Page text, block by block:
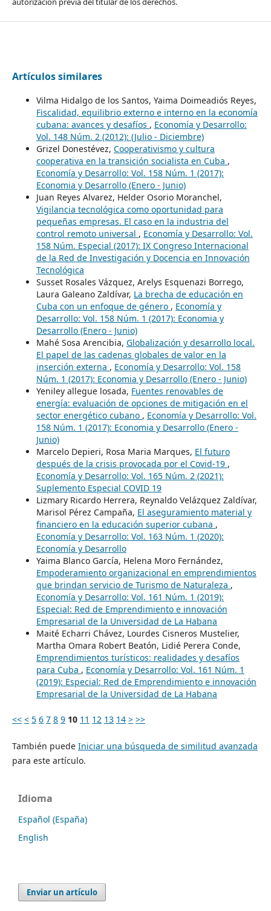
Artículos similares
Vilma Hidalgo de los Santos, Yaima Doimeadiós Reyes,
Fiscalidad, equilibrio externo e interno en la economía
cubana: avances y desafíos , Economía y Desarrollo:
Vol. 148 Núm. 2 (2012): (Julio - Diciembre)
Grizel Donestévez, Cooperativismo y cultura
cooperativa en la transición socialista en Cuba ,
Economía y Desarrollo: Vol. 158 Núm. 1 (2017):
Economia y Desarrollo (Enero - Junio)
Juan Reyes Alvarez, Helder Osorio Moranchel,
Vigilancia tecnológica como oportunidad para
pequeñas empresas. El caso en la industria del
control remoto universal , Economía y Desarrollo: Vol.
158 Núm. Especial (2017): IX Congreso Internacional
de la Red de Investigación y Docencia en Innovación
Tecnológica
Susset Rosales Vázquez, Arelys Esquenazi Borrego,
Laura Galeano Zaldívar, La brecha de educación en
Cuba con un enfoque de género , Economía y
Desarrollo: Vol. 158 Núm. 1 (2017): Economia y
Desarrollo (Enero - Junio)
Mahé Sosa Arencibia, Globalización y desarrollo local.
El papel de las cadenas globales de valor en la
inserción externa , Economía y Desarrollo: Vol. 158
Núm. 1 (2017): Economia y Desarrollo (Enero - Junio)
Yeniley allegue losada, Fuentes renovables de
energía: evaluación de opciones de mitigación en el
sector energético cubano , Economía y Desarrollo: Vol.
158 Núm. 1 (2017): Economia y Desarrollo (Enero -
Junio)
Marcelo Depieri, Rosa Maria Marques, El futuro
después de la crisis provocada por el Covid-19 ,
Economía y Desarrollo: Vol. 165 Núm. 2 (2021):
Suplemento Especial COVID 19
Lizmary Ricardo Herrera, Reynaldo Velázquez Zaldívar,
Marisol Pérez Campaña, El aseguramiento material y
financiero en la educación superior cubana ,
Economía y Desarrollo: Vol. 163 Núm. 1 (2020):
Economía y Desarrollo
Yaima Blanco García, Helena Moro Fernández,
Empoderamiento organizacional en emprendimientos
que brindan servicio de Turismo de Naturaleza ,
Economía y Desarrollo: Vol. 161 Núm. 1 (2019):
Especial: Red de Emprendimiento e innovación
Empresarial de la Universidad de La Habana
Maité Echarri Chávez, Lourdes Cisneros Mustelier,
Martha Omara Robert Beatón, Lidié Perera Conde,
Emprendimientos turísticos: realidades y desafíos
para Cuba , Economía y Desarrollo: Vol. 161 Núm. 1
(2019): Especial: Red de Emprendimiento e innovación
Empresarial de la Universidad de La Habana
<< < 5 6 7 8 9 10 11 12 13 14 > >>
También puede Iniciar una búsqueda de similitud avanzada
para este artículo.
Idioma
Español (España)
English
Enviar un artículo